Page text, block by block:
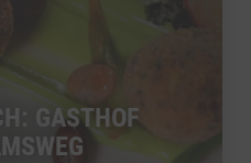
GASTHOF